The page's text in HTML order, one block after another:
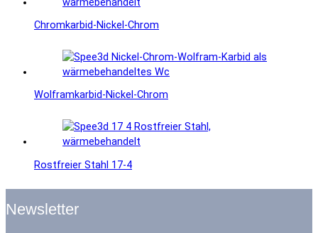
Chromkarbid-Nickel-Chrom
Wolframkarbid-Nickel-Chrom
Rostfreier Stahl 17-4
Newsletter